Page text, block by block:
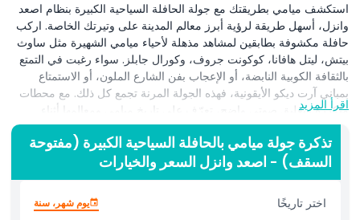
استكشف ميامي بطريقتك مع جولة الحافلة السياحية الكبيرة بنظام اصعد
وانزل، أسهل طريقة لرؤية أبرز معالم المدينة على وتيرتك الخاصة. اركب
حافلة مكشوفة بطابقين لمشاهد مذهلة لأحياء ميامي الشهيرة مثل ساوث
بيتش، ليتل هافانا، كوكونت جروف، وكورال جابلز. سواء رغبت في التمتع
بالثقافة الكوبية النابضة، أو الإعجاب بفن الشارع الملون، أو الاستمتاع
بمباني آرت ديكو الأيقونية، فهذه الجولة المرنة تجمع كل ذلك. مع محطات
متكررة وتعليق صوتي واضح، تعرّف على تاريخ ميامي ومعالمها أثناء
التنقل. انزل لاستكشاف شواطئ ساوث بيتش ذات الرمال البيضاء، تذوق
قهوة كوبية أصلية في ليتل هافانا، تمشَّ في ميل المعجزة في كورال
جابلز، أو تصفح المتاجر الفريدة في شارع التحف في كوكونت جروف.
مثالية للعائلات، والأزواج، والمسافرين منفردين، تتيح لك هذه الجولة خلق
مغامرتك الخاصة في ميامي دون القلق بشأن المواقف أو الازدحام.
استمتع بجولة خالية من المتاعب واكتشف أفضل إطلالات ميامي وثقافتها
اقرأ المزيد
تذكرة جولة ميامي بالحافلة السياحية الكبيرة (مفتوحة
السقف) - اصعد وانزل السعر والخيارات
اختر تاريخًا يوم شهر، سنة